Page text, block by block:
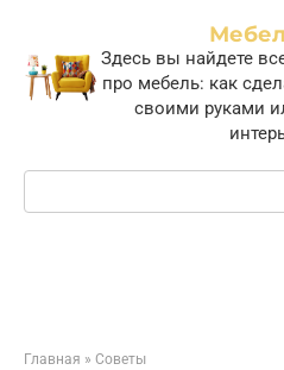
контенту
Здесь вы найдете
про мебель: как
своими руками
Поиск:
Главная » Советы